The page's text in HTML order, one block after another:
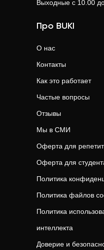
Выходные с 10.00
Про BUKI
О нас
Контакты
Как это работает
Частые вопросы
Отзывы
Мы в СМИ
Оферта для
Оферта для
Политика
Политика файлов
Политика
интеллекта
Доверие и